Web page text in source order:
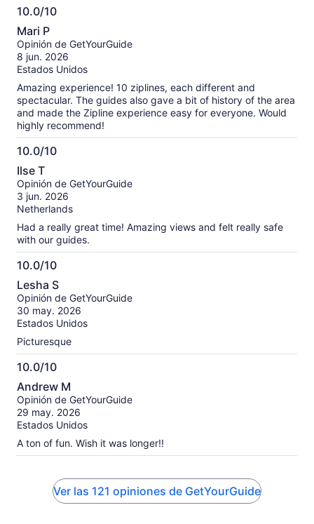
10.0/10
10.0
de
10
Mari P
Opinión de GetYourGuide
8 jun. 2026
Estados Unidos
Amazing experience! 10 ziplines, each different and
spectacular. The guides also gave a bit of history of the area
and made the Zipline experience easy for everyone. Would
highly recommend!
10.0/10
10.0
de
10
Ilse T
Opinión de GetYourGuide
3 jun. 2026
Netherlands
Had a really great time! Amazing views and felt really safe
with our guides.
10.0/10
10.0
de
10
Lesha S
Opinión de GetYourGuide
30 may. 2026
Estados Unidos
Picturesque
10.0/10
10.0
de
10
Andrew M
Opinión de GetYourGuide
29 may. 2026
Estados Unidos
A ton of fun. Wish it was longer!!
Ver las 121 opiniones de GetYourGuide